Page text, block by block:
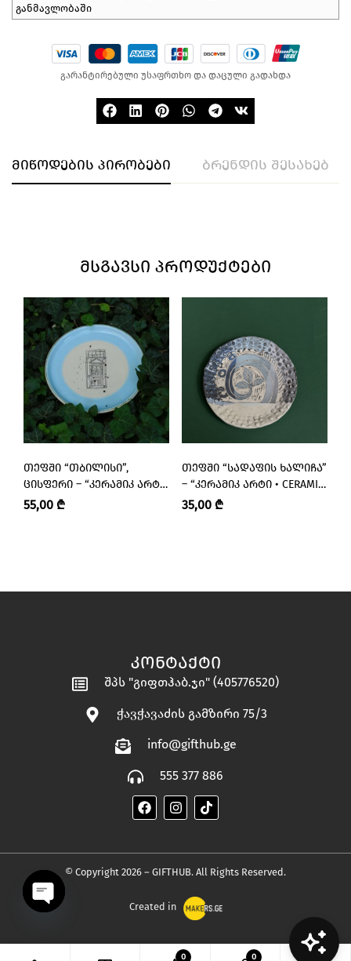
განმავლობაში
გარანტირებული უსაფრთხო და დაცული გადახდა
მიწოდების პირობები ბრენდის შესახებ
ᲛᲡᲒᲐᲕᲡᲘ ᲞᲠᲝᲓᲣᲥᲢᲔᲑᲘ
ᲗᲔᲤᲨᲘ “ᲗᲑᲘᲚᲘᲡᲘ”,
ᲪᲘᲡᲤᲔᲠᲘ – “ᲙᲔᲠᲐᲛᲘᲙ ᲐᲠᲢᲘ
• CERAMIC ART”
55,00 ₾
ᲗᲔᲤᲨᲘ “ᲡᲐᲓᲐᲤᲘᲡ ᲮᲐᲚᲘᲩᲐ”
– “ᲙᲔᲠᲐᲛᲘᲙ ᲐᲠᲢᲘ • CERAMIC
ART”
35,00 ₾
ᲙᲝᲜᲢᲐᲥᲢᲘ
შპს "გიფთჰაბ.ჯი" (405776520)
ჭავჭავაძის გამზირი 75/3
info@gifthub.ge
555 377 886
© Copyright 2026 – GIFTHUB. All Rights Reserved.
Created in
0 0